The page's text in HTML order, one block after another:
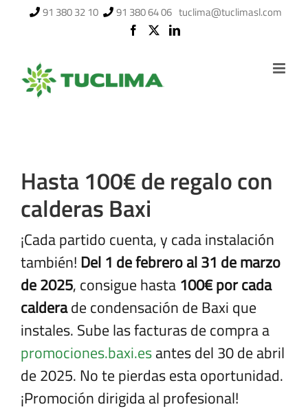
91 380 32 10 91 380 64 06 tuclima@tuclimasl.com
Hasta 100€ de regalo con
calderas Baxi
¡Cada partido cuenta, y cada instalación
también! Del 1 de febrero al 31 de marzo
de 2025, consigue hasta 100€ por cada
calderade condensación de Baxi que
instales. Sube las facturas de compra a
promociones.baxi.esantes del 30 de abril
de 2025. No te pierdas esta oportunidad.
¡Promoción dirigida al profesional!